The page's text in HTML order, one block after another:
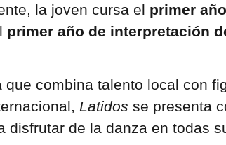
la joven cursa el primer
primer año de interpretación
combina talento local con
Latidos se presenta
disfrutar de la danza en todas